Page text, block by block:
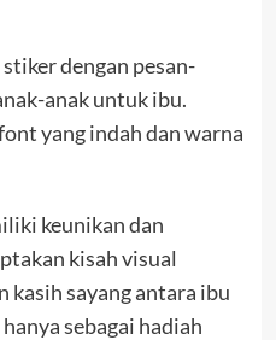
dengan pesan-
anak untuk ibu.
yang indah dan warna
keunikan dan
kisah visual
kasih sayang antara ibu
sebagai hadiah